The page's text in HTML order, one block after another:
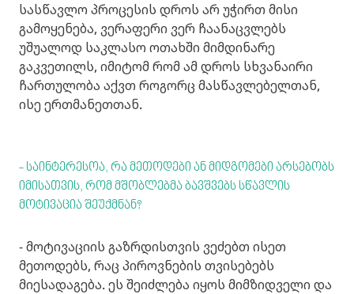
სასწავლო პროცესის დროს არ უჭირთ მისი
გამოყენება, ვერაფერი ვერ ჩაანაცვლებს
უშუალოდ საკლასო ოთახში მიმდინარე
გაკვეთილს, იმიტომ რომ ამ დროს სხვანაირი
ჩართულობა აქვთ როგორც მასწავლებელთან,
ისე ერთმანეთთან.
- საინტერესოა, რა მეთოდები ან მიდგომები არსებობს
იმისათვის, რომ მშობლებმა ბავშვებს სწავლის
მოტივაცია შეუქმნან?
- მოტივაციის გაზრდისთვის ვეძებთ ისეთ
მეთოდებს, რაც პიროვნების თვისებებს
მიესადაგება. ეს შეიძლება იყოს მიმზიდველი და